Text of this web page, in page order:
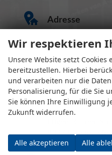
Adresse
83278 Traunstein
Wir respektieren
Unsere Website setzt
bereitzustellen. Hierbei
und verarbeiten nur die
Personalisierung, für die Sie
Sie können Ihre Einwilligung
Zukunft widerrufen.
Alle akzeptieren Alle